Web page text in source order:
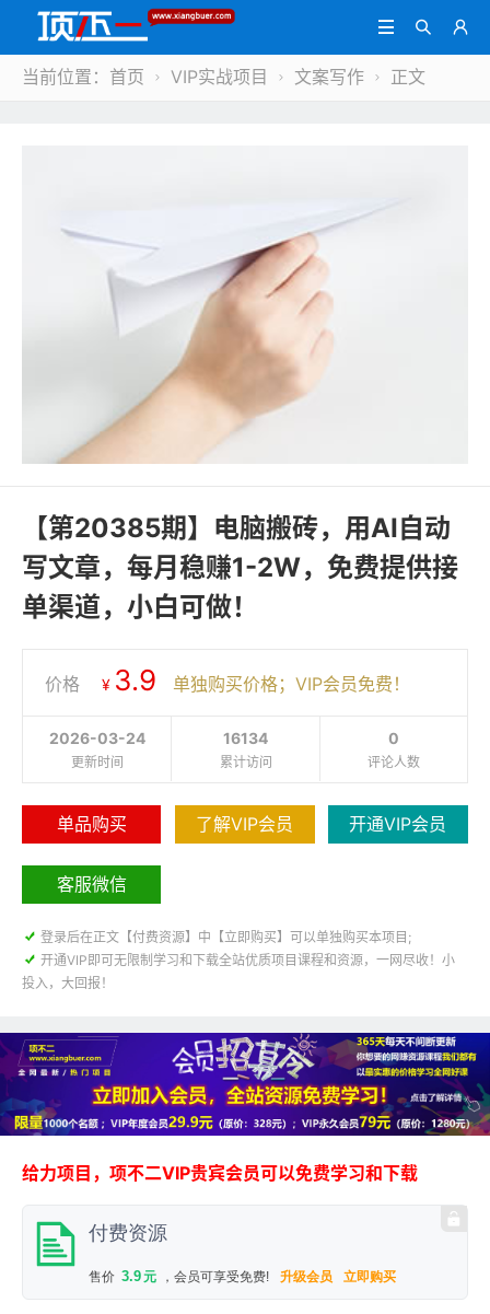



当前位置： 首页  VIP实战项目  文案写作  正文
【第20385期】电脑搬砖，用AI自动
写文章，每月稳赚1-2W，免费提供接
单渠道，小白可做！
价格 ¥ 3.9 单独购买价格；VIP会员免费！
0
评论人数
16134
累计访问
2026-03-24
更新时间
单品购买 了解VIP会员 开通VIP会员
客服微信
 登录后在正文【付费资源】中【立即购买】可以单独购买本项目;
 开通VIP即可无限制学习和下载全站优质项目课程和资源，一网尽收！小
投入，大回报！
给力项目，项不二VIP贵宾会员可以免费学习和下载
付费资源
售价 3.9元 ，会员可享受免费! 升级会员 立即购买